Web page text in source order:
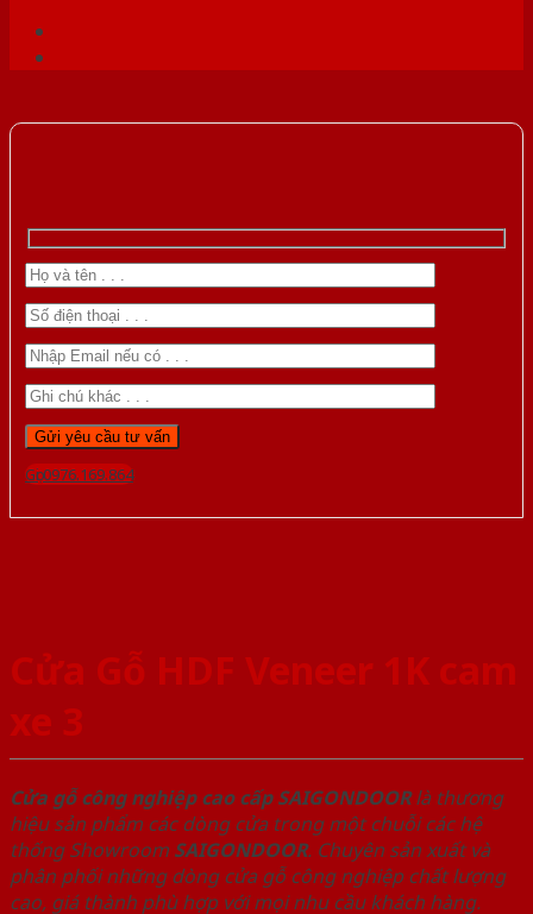
Gọi 0976.169.864
Cửa Gỗ HDF Veneer 1K cam
xe 3
Cửa gỗ công nghiệp cao cấp SAIGONDOORlà thương
hiệu sản phẩm các dòng cửa trong một chuỗi các hệ
thống Showroom SAIGONDOOR. Chuyên sản xuất và
phân phối những dòng cửa gỗ công nghiệp chất lượng
cao, giá thành phù hợp với mọi nhu cầu khách hàng.